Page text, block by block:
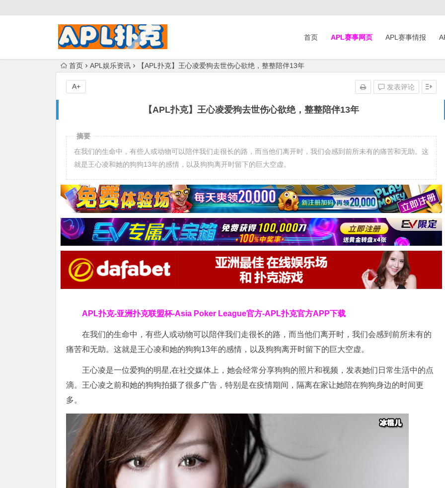
首页 APL赛事网页 APL赛事情报
首页 APL娱乐资讯 【APL扑克】王心凌爱狗去世伤心欲绝，整整陪伴13年
【APL扑克】王心凌爱狗去世伤心欲绝，整整陪伴13年
发表评论
A+
摘要
在我们的生命中，有些人或动物可以陪伴我们走很长的路，而当他们离开时，我们会感到前所未有的痛苦和无助。这
就是王心凌和她的狗狗13年的感情，以及狗狗离开时留下的巨大空虚。
APL扑克-亚洲扑克联盟杯-Asia Poker League官方-APL扑克官方APP下载
在我们的生命中，有些人或动物可以陪伴我们走很长的路，而当他们离开时，我们会感到前所未有的
痛苦和无助。这就是王心凌和她的狗狗13年的感情，以及狗狗离开时留下的巨大空虚。
王心凌是一位爱狗的明星,在社交媒体上，她会经常分享狗狗的照片和视频，发表她们日常生活中的点
滴。王心凌之前和她的狗狗拍摄了很多广告，特别是在疫情期间，隔离在家让她陪在狗狗身边的时间更
多。